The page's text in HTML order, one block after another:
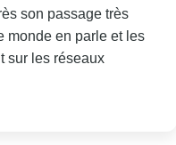
son passage très
monde en parle et les
sur les réseaux